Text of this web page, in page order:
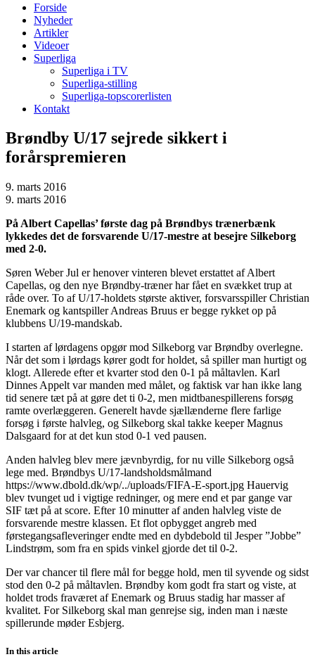
Forside
Nyheder
Artikler
Videoer
Superliga
Superliga i TV
Superliga-stilling
Superliga-topscorerlisten
Kontakt
Brøndby U/17 sejrede sikkert i
forårspremieren
9. marts 2016
9. marts 2016
På Albert Capellas’ første dag på Brøndbys trænerbænk
lykkedes det de forsvarende U/17-mestre at besejre Silkeborg
med 2-0.
Søren Weber Jul er henover vinteren blevet erstattet af Albert
Capellas, og den nye Brøndby-træner har fået en svækket trup at
råde over. To af U/17-holdets største aktiver, forsvarsspiller Christian
Enemark og kantspiller Andreas Bruus er begge rykket op på
klubbens U/19-mandskab.
I starten af lørdagens opgør mod Silkeborg var Brøndby overlegne.
Når det som i lørdags kører godt for holdet, så spiller man hurtigt og
klogt. Allerede efter et kvarter stod den 0-1 på måltavlen. Karl
Dinnes Appelt var manden med målet, og faktisk var han ikke lang
tid senere tæt på at gøre det ti 0-2, men midtbanespillerens forsøg
ramte overlæggeren. Generelt havde sjællænderne flere farlige
forsøg i første halvleg, og Silkeborg skal takke keeper Magnus
Dalsgaard for at det kun stod 0-1 ved pausen.
Anden halvleg blev mere jævnbyrdig, for nu ville Silkeborg også
lege med. Brøndbys U/17-landsholdsmålmand
https://www.dbold.dk/wp/../uploads/FIFA-E-sport.jpg Hauervig
blev tvunget ud i vigtige redninger, og mere end et par gange var
SIF tæt på at score. Efter 10 minutter af anden halvleg viste de
forsvarende mestre klassen. Et flot opbygget angreb med
førstegangsafleveringer endte med en dybdebold til Jesper ”Jobbe”
Lindstrøm, som fra en spids vinkel gjorde det til 0-2.
Der var chancer til flere mål for begge hold, men til syvende og sidst
stod den 0-2 på måltavlen. Brøndby kom godt fra start og viste, at
holdet trods fraværet af Enemark og Bruus stadig har masser af
kvalitet. For Silkeborg skal man genrejse sig, inden man i næste
spillerunde møder Esbjerg.
In this article